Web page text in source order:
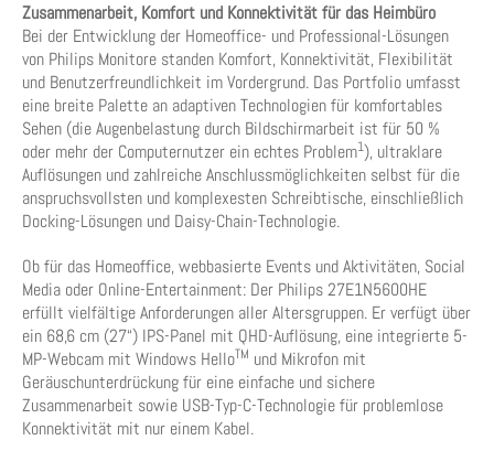
Zusammenarbeit, Komfort und Konnektivität für das Heimbüro
Bei der Entwicklung der Homeoffice- und Professional-Lösungen
von Philips Monitore standen Komfort, Konnektivität, Flexibilität
und Benutzerfreundlichkeit im Vordergrund. Das Portfolio umfasst
eine breite Palette an adaptiven Technologien für komfortables
Sehen (die Augenbelastung durch Bildschirmarbeit ist für 50 %
oder mehr der Computernutzer ein echtes Problem1), ultraklare
Auflösungen und zahlreiche Anschlussmöglichkeiten selbst für die
anspruchsvollsten und komplexesten Schreibtische, einschließlich
Docking-Lösungen und Daisy-Chain-Technologie.
Ob für das Homeoffice, webbasierte Events und Aktivitäten, Social
Media oder Online-Entertainment: Der Philips 27E1N5600HE
erfüllt vielfältige Anforderungen aller Altersgruppen. Er verfügt über
ein 68,6 cm (27“) IPS-Panel mit QHD-Auflösung, eine integrierte 5-
MP-Webcam mit Windows HelloTM und Mikrofon mit
Geräuschunterdrückung für eine einfache und sichere
Zusammenarbeit sowie USB-Typ-C-Technologie für problemlose
Konnektivität mit nur einem Kabel.